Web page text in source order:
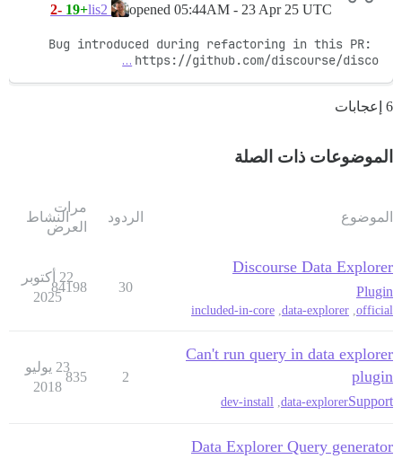
opened 05:44AM - 23 Apr 25 UTC
+19
-2
Bug introduced during refactoring in this PR:
https://github.com/discourse/disco
…
6 إعجابات
الموضوعات ذات الصلة
الموضوع الردود
مرات
العرض
النشاط
Discourse Data Explorer
Plugin
official
,
data-explorer
,
included-in-core
30
84198
22 أكتوبر
2025
Can't run query in data explorer
plugin
Support
data-explorer
dev-install
2
835
23 يوليو
2018
Data Explorer Query generator